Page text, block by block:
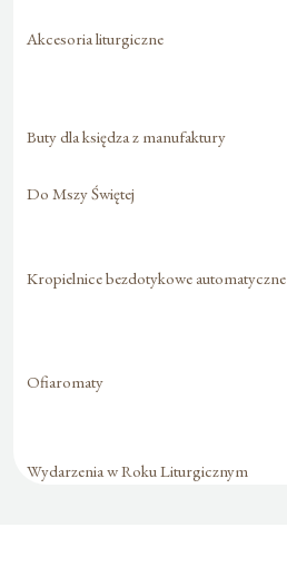
Akcesoria liturgiczne
Buty dla księdza z manufaktury
Do Mszy Świętej
Kropielnice bezdotykowe automatyczne
Ofiaromaty
Wydarzenia w Roku Liturgicznym